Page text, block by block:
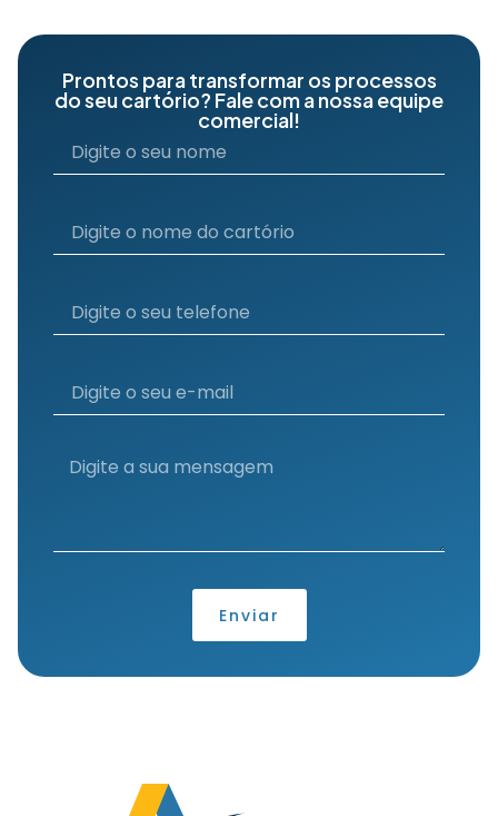
Prontos para transformar os processos
do seu cartório? Fale com a nossa equipe
comercial!
Enviar